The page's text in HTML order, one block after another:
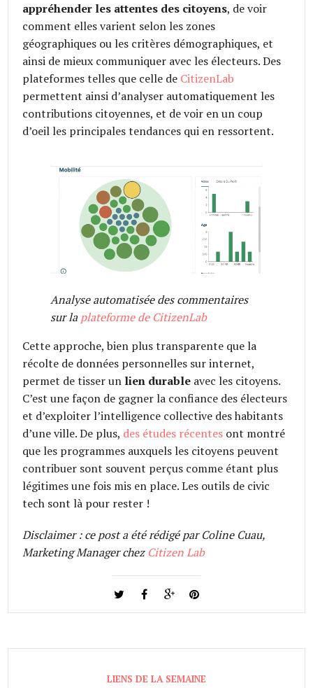
appréhender les attentes des citoyens, de voir
comment elles varient selon les zones
géographiques ou les critères démographiques, et
ainsi de mieux communiquer avec les électeurs. Des
plateformes telles que celle de CitizenLab
permettent ainsi d’analyser automatiquement les
contributions citoyennes, et de voir en un coup
d’oeil les principales tendances qui en ressortent.
Analyse automatisée des commentaires
sur laplateforme de CitizenLab
Cette approche, bien plus transparente que la
récolte de données personnelles sur internet,
permet de tisser un lien durable avec les citoyens.
C’est une façon de gagner la confiance des électeurs
et d’exploiter l’intelligence collective des habitants
d’une ville. De plus, des études récentes ont montré
que les programmes auxquels les citoyens peuvent
contribuer sont souvent perçus comme étant plus
légitimes une fois mis en place. Les outils de civic
tech sont là pour rester !
Disclaimer : ce post a été rédigé par Coline Cuau,
Marketing Manager chez Citizen Lab
LIENS DE LA SEMAINE